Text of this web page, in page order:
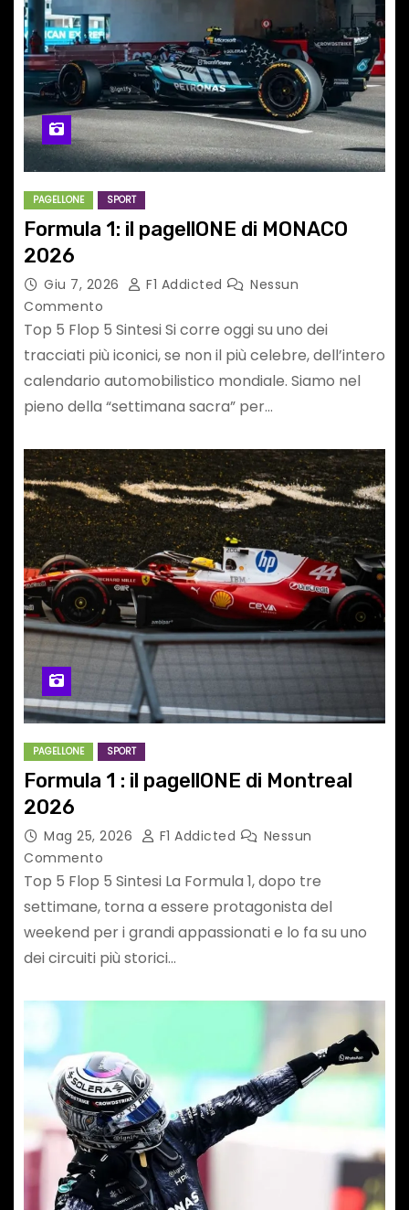
PAGELLONE SPORT
Formula 1: il pagellONE di MONACO
2026
Giu 7, 2026 F1 Addicted
Nessun
Commento
Top 5 Flop 5 Sintesi Si corre oggi su uno dei
tracciati più iconici, se non il più celebre, dell’intero
calendario automobilistico mondiale. Siamo nel
pieno della “settimana sacra” per…
PAGELLONE SPORT
Formula 1 : il pagellONE di Montreal
2026
Mag 25, 2026 F1 Addicted
Nessun
Commento
Top 5 Flop 5 Sintesi La Formula 1, dopo tre
settimane, torna a essere protagonista del
weekend per i grandi appassionati e lo fa su uno
dei circuiti più storici…